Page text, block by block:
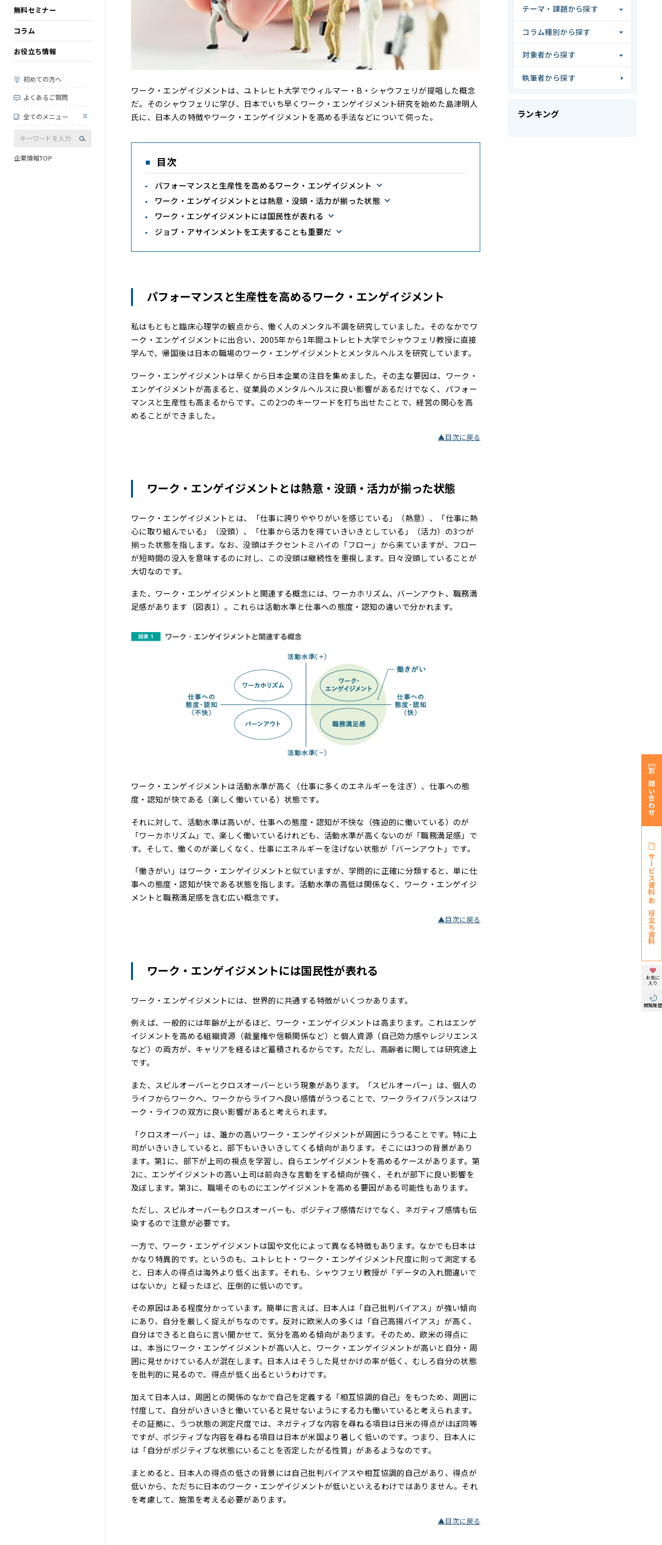
無料セミナー
コラム
お役立ち情報
初めての方へ
よくあるご質問
全てのメニュー
企業情報TOP
ワーク・エンゲイジメントは、ユトレヒト大学でウィルマー・B・シャウフェリが提唱した概念
だ。そのシャウフェリに学び、日本でいち早くワーク・エンゲイジメント研究を始めた島津明人
氏に、日本人の特徴やワーク・エンゲイジメントを高める手法などについて伺った。
目次
パフォーマンスと生産性を高めるワーク・エンゲイジメント
ワーク・エンゲイジメントとは熱意・没頭・活力が揃った状態
ワーク・エンゲイジメントには国民性が表れる
ジョブ・アサインメントを工夫することも重要だ
パフォーマンスと生産性を高めるワーク・エンゲイジメント
私はもともと臨床心理学の観点から、働く人のメンタル不調を研究していました。そのなかでワ
ーク・エンゲイジメントに出合い、2005年から1年間ユトレヒト大学でシャウフェリ教授に直接
学んで、帰国後は日本の職場のワーク・エンゲイジメントとメンタルヘルスを研究しています。
ワーク・エンゲイジメントは早くから日本企業の注目を集めました。その主な要因は、ワーク・
エンゲイジメントが高まると、従業員のメンタルヘルスに良い影響があるだけでなく、パフォー
マンスと生産性も高まるからです。この2つのキーワードを打ち出せたことで、経営の関心を高
めることができました。
▲目次に戻る
ワーク・エンゲイジメントとは熱意・没頭・活力が揃った状態
ワーク・エンゲイジメントとは、「仕事に誇りややりがいを感じている」（熱意）、「仕事に熱
心に取り組んでいる」（没頭）、「仕事から活力を得ていきいきとしている」（活力）の3つが
揃った状態を指します。なお、没頭はチクセントミハイの「フロー」から来ていますが、フロー
が短時間の没入を意味するのに対し、この没頭は継続性を重視します。日々没頭していることが
大切なのです。
また、ワーク・エンゲイジメントと関連する概念には、ワーカホリズム、バーンアウト、職務満
足感があります（図表1）。これらは活動水準と仕事への態度・認知の違いで分かれます。
ワーク・エンゲイジメントは活動水準が高く（仕事に多くのエネルギーを注ぎ）、仕事への態
度・認知が快である（楽しく働いている）状態です。
それに対して、活動水準は高いが、仕事への態度・認知が不快な（強迫的に働いている）のが
「ワーカホリズム」で、楽しく働いているけれども、活動水準が高くないのが「職務満足感」で
す。そして、働くのが楽しくなく、仕事にエネルギーを注げない状態が「バーンアウト」です。
「働きがい」はワーク・エンゲイジメントと似ていますが、学問的に正確に分類すると、単に仕
事への態度・認知が快である状態を指します。活動水準の高低は関係なく、ワーク・エンゲイジ
メントと職務満足感を含む広い概念です。
▲目次に戻る
ワーク・エンゲイジメントには国民性が表れる
ワーク・エンゲイジメントには、世界的に共通する特徴がいくつかあります。
例えば、一般的には年齢が上がるほど、ワーク・エンゲイジメントは高まります。これはエンゲ
イジメントを高める組織資源（裁量権や信頼関係など）と個人資源（自己効力感やレジリエンス
など）の両方が、キャリアを経るほど蓄積されるからです。ただし、高齢者に関しては研究途上
です。
また、スピルオーバーとクロスオーバーという現象があります。「スピルオーバー」は、個人の
ライフからワークへ、ワークからライフへ良い感情がうつることで、ワークライフバランスはワ
ーク・ライフの双方に良い影響があると考えられます。
「クロスオーバー」は、誰かの高いワーク・エンゲイジメントが周囲にうつることです。特に上
司がいきいきしていると、部下もいきいきしてくる傾向があります。そこには3つの背景があり
ます。第1に、部下が上司の視点を学習し、自らエンゲイジメントを高めるケースがあります。第
2に、エンゲイジメントの高い上司は前向きな言動をする傾向が強く、それが部下に良い影響を
及ぼします。第3に、職場そのものにエンゲイジメントを高める要因がある可能性もあります。
ただし、スピルオーバーもクロスオーバーも、ポジティブ感情だけでなく、ネガティブ感情も伝
染するので注意が必要です。
一方で、ワーク・エンゲイジメントは国や文化によって異なる特徴もあります。なかでも日本は
かなり特異的です。というのも、ユトレヒト・ワーク・エンゲイジメント尺度に則って測定する
と、日本人の得点は海外より低く出ます。それも、シャウフェリ教授が「データの入れ間違いで
はないか」と疑ったほど、圧倒的に低いのです。
その原因はある程度分かっています。簡単に言えば、日本人は「自己批判バイアス」が強い傾向
にあり、自分を厳しく捉えがちなのです。反対に欧米人の多くは「自己高揚バイアス」が高く、
自分はできると自らに言い聞かせて、気分を高める傾向があります。そのため、欧米の得点に
は、本当にワーク・エンゲイジメントが高い人と、ワーク・エンゲイジメントが高いと自分・周
囲に見せかけている人が混在します。日本人はそうした見せかけの率が低く、むしろ自分の状態
を批判的に見るので、得点が低く出るというわけです。
加えて日本人は、周囲との関係のなかで自己を定義する「相互協調的自己」をもつため、周囲に
忖度して、自分がいきいきと働いていると見せないようにする力も働いていると考えられます。
その証拠に、うつ状態の測定尺度では、ネガティブな内容を尋ねる項目は日米の得点がほぼ同等
ですが、ポジティブな内容を尋ねる項目は日本が米国より著しく低いのです。つまり、日本人に
は「自分がポジティブな状態にいることを否定したがる性質」があるようなのです。
まとめると、日本人の得点の低さの背景には自己批判バイアスや相互協調的自己があり、得点が
低いから、ただちに日本のワーク・エンゲイジメントが低いといえるわけではありません。それ
を考慮して、施策を考える必要があります。
▲目次に戻る
テーマ・課題から探す
コラム種別から探す
対象者から探す
執筆者から探す
ランキング
お問い合わせ
サービス資料・
お役立ち資料
お気に
入り
閲覧履歴